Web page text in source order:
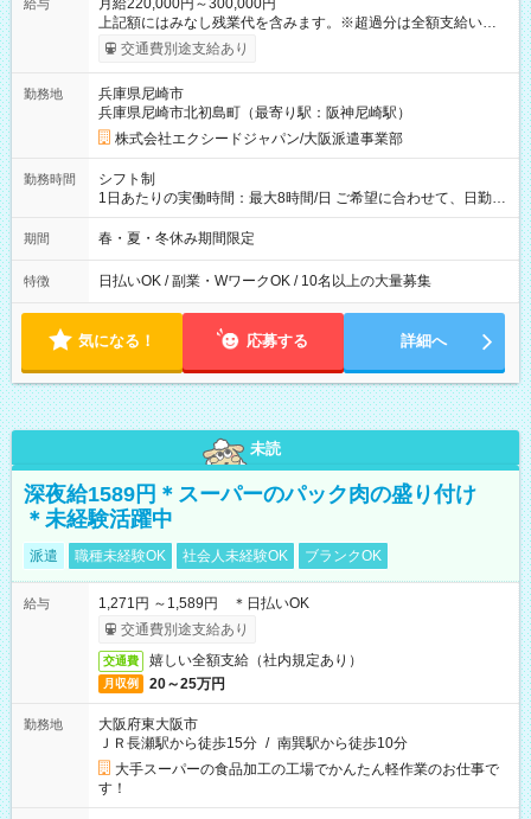
給与
月給220,000円～300,000円
上記額にはみなし残業代を含みます。※超過分は全額支給いたし
ます。 みなし残業代 15,875円 以上／月 みなし残業時間 10時間
／月 【 各種手当 】 ■交通費支給（全額支給） 【 試用期間 】
【試用期間】試用期間あり 試用期間の長さ：2ヶ月 雇用形態、
給与は本採用時と同じです。 ※スムーズな選考のため、お電話
番号のご入力は必須となっております。未記入の場合は応募が
無効となる可能性がございます。
交通費別途支給あり
勤務地
兵庫県尼崎市
兵庫県尼崎市北初島町（最寄り駅：阪神尼崎駅）
株式会社エクシードジャパン/大阪派遣事業部
勤務時間
シフト制
1日あたりの実働時間：最大8時間/日 ご希望に合わせて、日勤・
夜勤のいずれかを選べます！ 日勤：10:00～19:00（実働8時
間・休憩1時間） 夜勤：21:00～6:00 または 22:00～7:00（実働
期間 春・夏・冬休み期間限定
特徴 日払いOK / 副業・WワークOK / 10名以上の大量募集
気になる！ 応募する 詳細へ
未読
深夜給1589円＊スーパーのパック肉の盛り付け
＊未経験活躍中
派遣 職種未経験OK 社会人未経験OK ブランクOK
給与
1,271円 ～1,589円 ＊日払いOK
交通費別途支給あり
交通費 嬉しい全額支給（社内規定あり）
月収例 20～25万円
勤務地
大阪府東大阪市
ＪＲ長瀬駅から徒歩15分 / 南巽駅から徒歩10分
大手スーパーの食品加工の工場でかんたん軽作業のお仕事で
す！